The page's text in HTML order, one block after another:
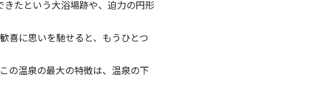
たという大浴場跡や、迫力の円形
喜に思いを馳せると、もうひとつ
の温泉の最大の特徴は、温泉の下